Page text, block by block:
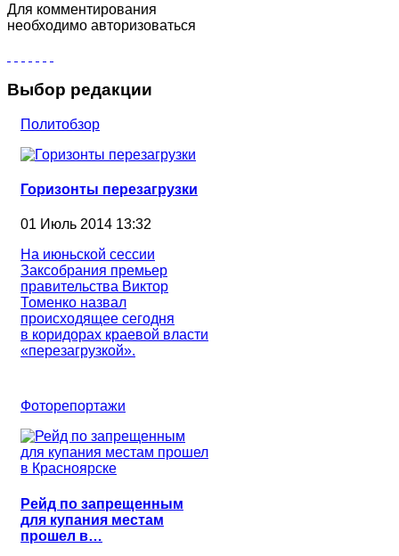
Для комментирования
необходимо авторизоваться
Выбор редакции
Политобзор
Горизонты перезагрузки
01 Июль 2014 13:32
На июньской сессии
Заксобрания премьер
правительства Виктор
Томенко назвал
происходящее сегодня
в коридорах краевой власти
«перезагрузкой».
Фоторепортажи
Рейд по запрещенным
для купания местам
прошел в…